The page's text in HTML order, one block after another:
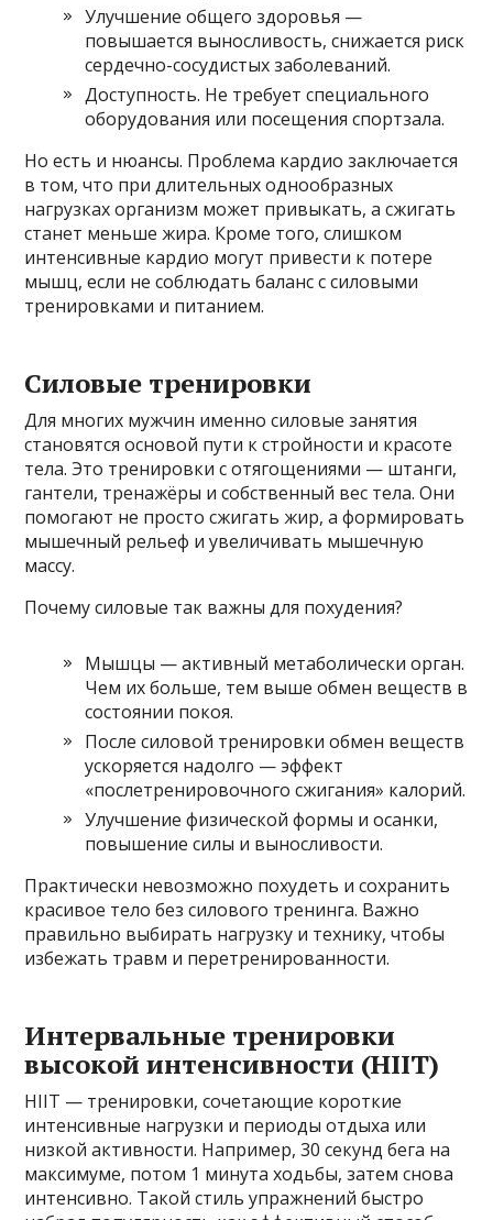
Улучшение общего здоровья —
повышается выносливость, снижается риск
сердечно-сосудистых заболеваний.
Доступность. Не требует специального
оборудования или посещения спортзала.
Но есть и нюансы. Проблема кардио заключается
в том, что при длительных однообразных
нагрузках организм может привыкать, а сжигать
станет меньше жира. Кроме того, слишком
интенсивные кардио могут привести к потере
мышц, если не соблюдать баланс с силовыми
тренировками и питанием.
Силовые тренировки
Для многих мужчин именно силовые занятия
становятся основой пути к стройности и красоте
тела. Это тренировки с отягощениями — штанги,
гантели, тренажёры и собственный вес тела. Они
помогают не просто сжигать жир, а формировать
мышечный рельеф и увеличивать мышечную
массу.
Почему силовые так важны для похудения?
Мышцы — активный метаболически орган.
Чем их больше, тем выше обмен веществ в
состоянии покоя.
После силовой тренировки обмен веществ
ускоряется надолго — эффект
«послетренировочного сжигания» калорий.
Улучшение физической формы и осанки,
повышение силы и выносливости.
Практически невозможно похудеть и сохранить
красивое тело без силового тренинга. Важно
правильно выбирать нагрузку и технику, чтобы
избежать травм и перетренированности.
Интервальные тренировки
высокой интенсивности (HIIT)
HIIT — тренировки, сочетающие короткие
интенсивные нагрузки и периоды отдыха или
низкой активности. Например, 30 секунд бега на
максимуме, потом 1 минута ходьбы, затем снова
интенсивно. Такой стиль упражнений быстро